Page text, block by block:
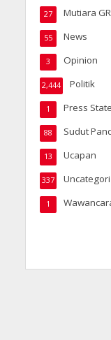
Mutiara
27
News
55
Opinion
3
Politik
2,444
Press
1
Sudut
88
Ucapan
13
337
1